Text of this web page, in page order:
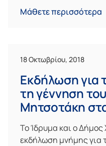
Μάθετε περισσότερα
18 Οκτωβρίου, 2018
Εκδήλωση για
τη γέννηση
Μητσοτάκη
Το Ίδρυμα και ο
εκδήλωση μνήμης για